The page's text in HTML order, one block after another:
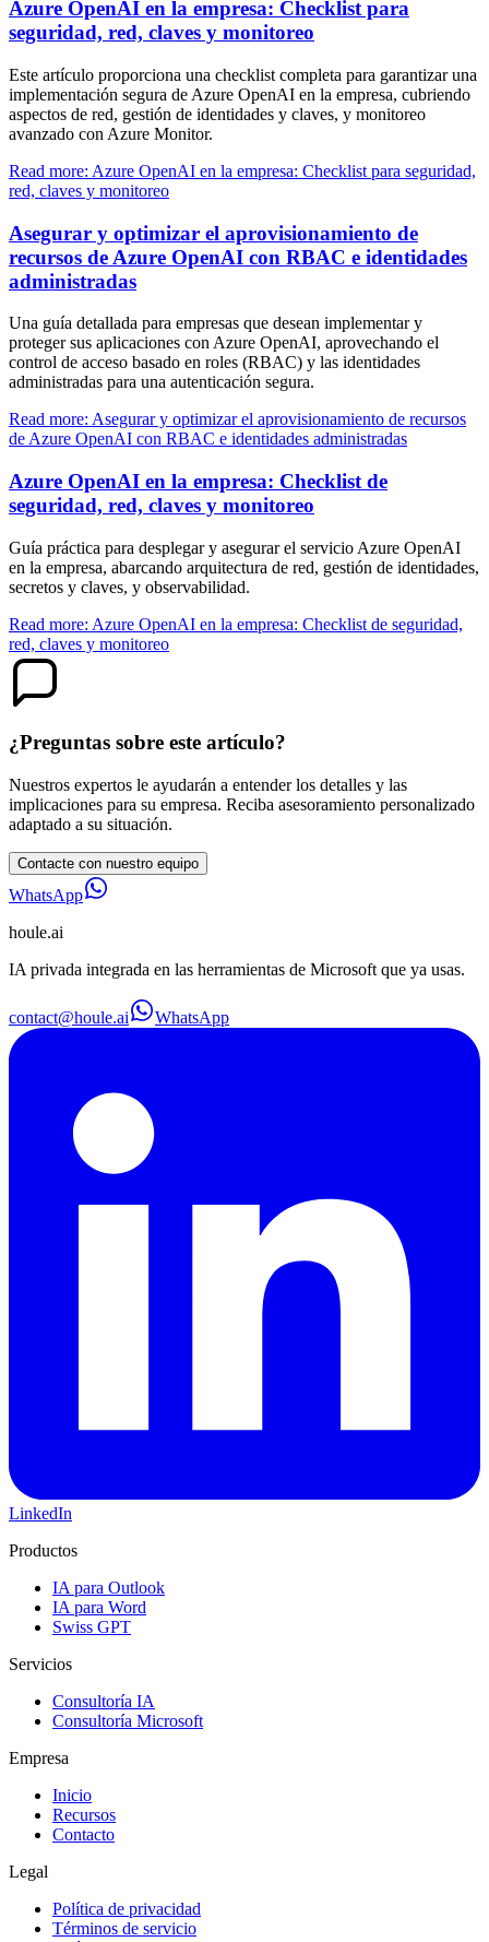
Azure OpenAI en la empresa: Checklist para
seguridad, red, claves y monitoreo
Este artículo proporciona una checklist completa para garantizar una
implementación segura de Azure OpenAI en la empresa, cubriendo
aspectos de red, gestión de identidades y claves, y monitoreo
avanzado con Azure Monitor.
Read more: Azure OpenAI en la empresa: Checklist para seguridad,
red, claves y monitoreo
Asegurar y optimizar el aprovisionamiento de
recursos de Azure OpenAI con RBAC e identidades
administradas
Una guía detallada para empresas que desean implementar y
proteger sus aplicaciones con Azure OpenAI, aprovechando el
control de acceso basado en roles (RBAC) y las identidades
administradas para una autenticación segura.
Read more: Asegurar y optimizar el aprovisionamiento de recursos
de Azure OpenAI con RBAC e identidades administradas
Azure OpenAI en la empresa: Checklist de
seguridad, red, claves y monitoreo
Guía práctica para desplegar y asegurar el servicio Azure OpenAI
en la empresa, abarcando arquitectura de red, gestión de identidades,
secretos y claves, y observabilidad.
Read more: Azure OpenAI en la empresa: Checklist de seguridad,
red, claves y monitoreo
¿Preguntas sobre este artículo?
Nuestros expertos le ayudarán a entender los detalles y las
implicaciones para su empresa. Reciba asesoramiento personalizado
adaptado a su situación.
Contacte con nuestro equipo
WhatsApp
houle.ai
IA privada integrada en las herramientas de Microsoft que ya usas.
contact@houle.ai WhatsApp
LinkedIn
Productos
IA para Outlook
IA para Word
Swiss GPT
Servicios
Consultoría IA
Consultoría Microsoft
Empresa
Inicio
Recursos
Contacto
Legal
Política de privacidad
Términos de servicio